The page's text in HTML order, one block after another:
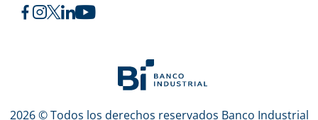
2026 © Todos los derechos reservados Banco Industrial